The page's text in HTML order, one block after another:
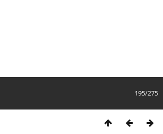
195/275